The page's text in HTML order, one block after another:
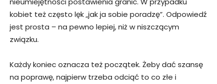
kobiet też często lęk „jak ja sobie poradzę”. Odpowiedź
jest prosta – na pewno lepiej, niż w niszczącym
związku.
Każdy koniec oznacza też początek. Żeby dać szansę
na poprawę, najpierw trzeba odciąć to co złe i